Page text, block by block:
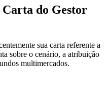
do Gestor
sua carta referente a
sobre o cenário, a atribuição
multimercados.